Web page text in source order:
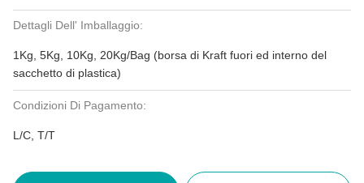
Dettagli Dell' Imballaggio:
1Kg, 5Kg, 10Kg, 20Kg/Bag (borsa di Kraft fuori ed interno del
sacchetto di plastica)
Condizioni Di Pagamento:
L/C, T/T